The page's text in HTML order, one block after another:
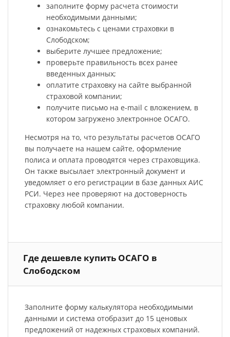
заполните форму расчета стоимости
необходимыми данными;
ознакомьтесь с ценами страховки в
Слободском;
выберите лучшее предложение;
проверьте правильность всех ранее
введенных данных;
оплатите страховку на сайте выбранной
страховой компании;
получите письмо на e-mail с вложением, в
котором загружено электронное ОСАГО.
Несмотря на то, что результаты расчетов ОСАГО
вы получаете на нашем сайте, оформление
полиса и оплата проводятся через страховщика.
Он также высылает электронный документ и
уведомляет о его регистрации в базе данных АИС
РСИ. Через нее проверяют на достоверность
страховку любой компании.
Где дешевле купить ОСАГО в
Слободском
Заполните форму калькулятора необходимыми
данными и система отобразит до 15 ценовых
предложений от надежных страховых компаний.